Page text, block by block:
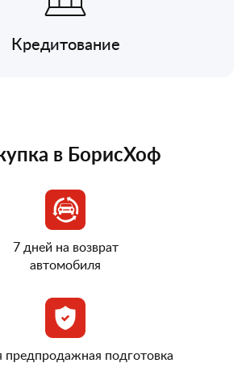
Кредитование
в БорисХоф
7 дней на возврат
автомобиля
предпродажная подготовка